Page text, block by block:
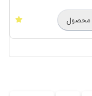
محصول